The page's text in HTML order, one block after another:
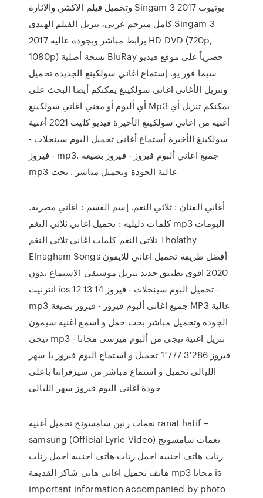
وتحميل فيلم الاكشن والاثارة Singam 3 2017 يوتيوب
كامل مترجم عربى، تنزيل الفيلم الهندى Singam 3
2017 برابط مباشر وبجودة عالية HD DVD (720p,
1080p) نسخة أصلية BluRay حصرياً على موقع فيديو
سيما فور يو. إستماع اغاني سولكينغ الجديدة تحميل
وتنزيل الأغاني اغاني سولكينغ يمكنكم أيضا البحث على
أي ألبوم أو مغني اغاني سولكينغ Mp3 يمكنكم تنزيل أي
أغنيه من اغاني سولكينغ الأخيرة فيديو كليب 2021 أغنية
سولكينغ الأخيرة أستماع أغاني تحميل البوم سينجلات -
فيروز - mp3. جميع اغاني ألبوم فيروز - فيروز بصيغة
mp3 عالية الجودة وتحميل مباشر . بحث
أغاني الفنان : ثلاثي النغم. إسم القسم : اغاني مصرية.
كلمات دليليه : تحميل اغاني ثلاثي النغم mp3 البومات
ثلاثي النغم كلمات اغاني ثلاثي النغم Tholathy
Elnagham Songs أفضل طريقة تحميل اغاني للايفون
2020 اقوى تطبيق جديد تنزيل موسيقى الاستماع بدون
انترنيت ios 12 13 14 تحميل البوم سينجلات - فيروز -
mp3 جميع اغاني ألبوم فيروز - فيروز بصيغة MP3 عالية
الجودة وتحميل مباشر بحث حمل و اسمع أغنية سيمون
تيجى mp3 - تنزيل اغنية تيجى من ألبوم ميرسى مجانا
فيروز 3٬286 1٬777 تحميل و استماع البوم فيروز يا سهر
الليالى تحميل و استماع مباشر من سيرفراتنا باعلى
جودة اغانى البوم فيروز سهر الليالى
نغمات رنين سامسونج تحميل أغنية ranat hatif –
samsung (Official Lyric Video) نغمات سامسونج
رنات هاتف اجنبية اجمل رنات هاتف اجنبية اجمل رنات
هاتف تحميل اغانى هانى شاكر القديمة mp3 مجانا is
important information accompanied by photo